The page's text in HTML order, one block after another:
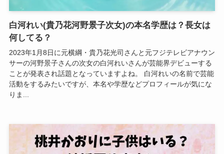
白河れい(貴乃花河野景子次女)の本名学歴は？長女は
何してる？
2023年1月8日に元横綱・貴乃花光司さんと元フジテレビアナウン
サーの河野景子さんの次女の白河れいさんが芸能界デビューする
ことが発表され話題となっていますよね。 白河れいの名前で芸能
活動をするみたいですが、本名や学歴などプロフィールが気にな
りま...